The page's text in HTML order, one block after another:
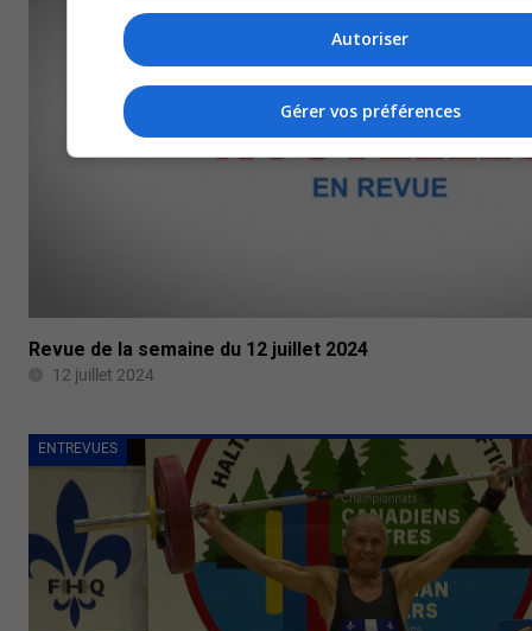
Revue de la semaine du 12 juillet 2024
12 juillet 2024
ENTREVUES
Autoriser
Gérer vos préférences